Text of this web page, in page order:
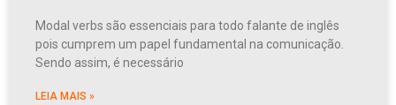
Modal verbs são essenciais para todo falante de inglês
pois cumprem um papel fundamental na comunicação.
Sendo assim, é necessário
LEIA MAIS »